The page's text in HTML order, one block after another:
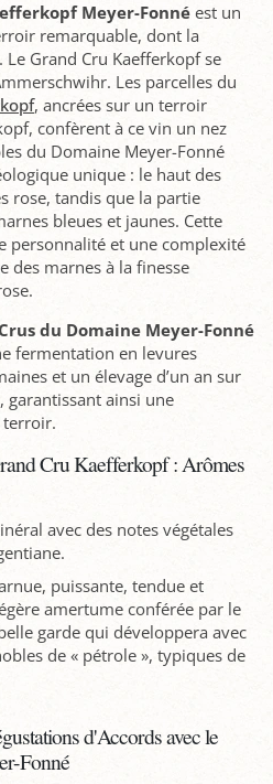
Meyer-Fonné est un
remarquable, dont la
Grand Cru Kaefferkopf se
Les parcelles du
, ancrées sur un terroir
confèrent à ce vin un nez
du Domaine Meyer-Fonné
unique : le haut des
rose, tandis que la partie
bleues et jaunes. Cette
personnalité et une complexité
des marnes à la finesse
du Domaine Meyer-Fonné
fermentation en levures
et un élevage d’un an sur
garantissant ainsi une
terroir.
Cru Kaefferkopf : Arômes
avec des notes végétales
puissante, tendue et
amertume conférée par le
garde qui développera avec
de « pétrole », typiques de
d'Accords avec le
Fonné